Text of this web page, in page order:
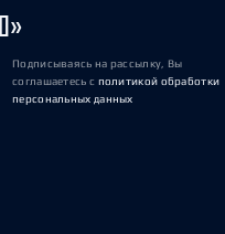
Подписываясь на рассылку, Вы
соглашаетесь с политикой обработки
персональных данных